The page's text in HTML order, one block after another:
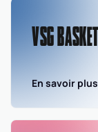
VSG BASKET
En savoir plus